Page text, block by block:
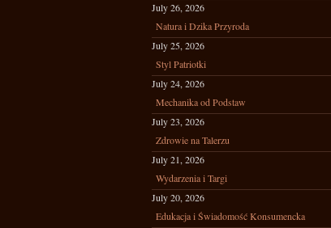
July 26, 2026
Natura i Dzika Przyroda
July 25, 2026
Styl Patriotki
July 24, 2026
Mechanika od Podstaw
July 23, 2026
Zdrowie na Talerzu
July 21, 2026
Wydarzenia i Targi
July 20, 2026
Edukacja i Świadomość Konsumencka